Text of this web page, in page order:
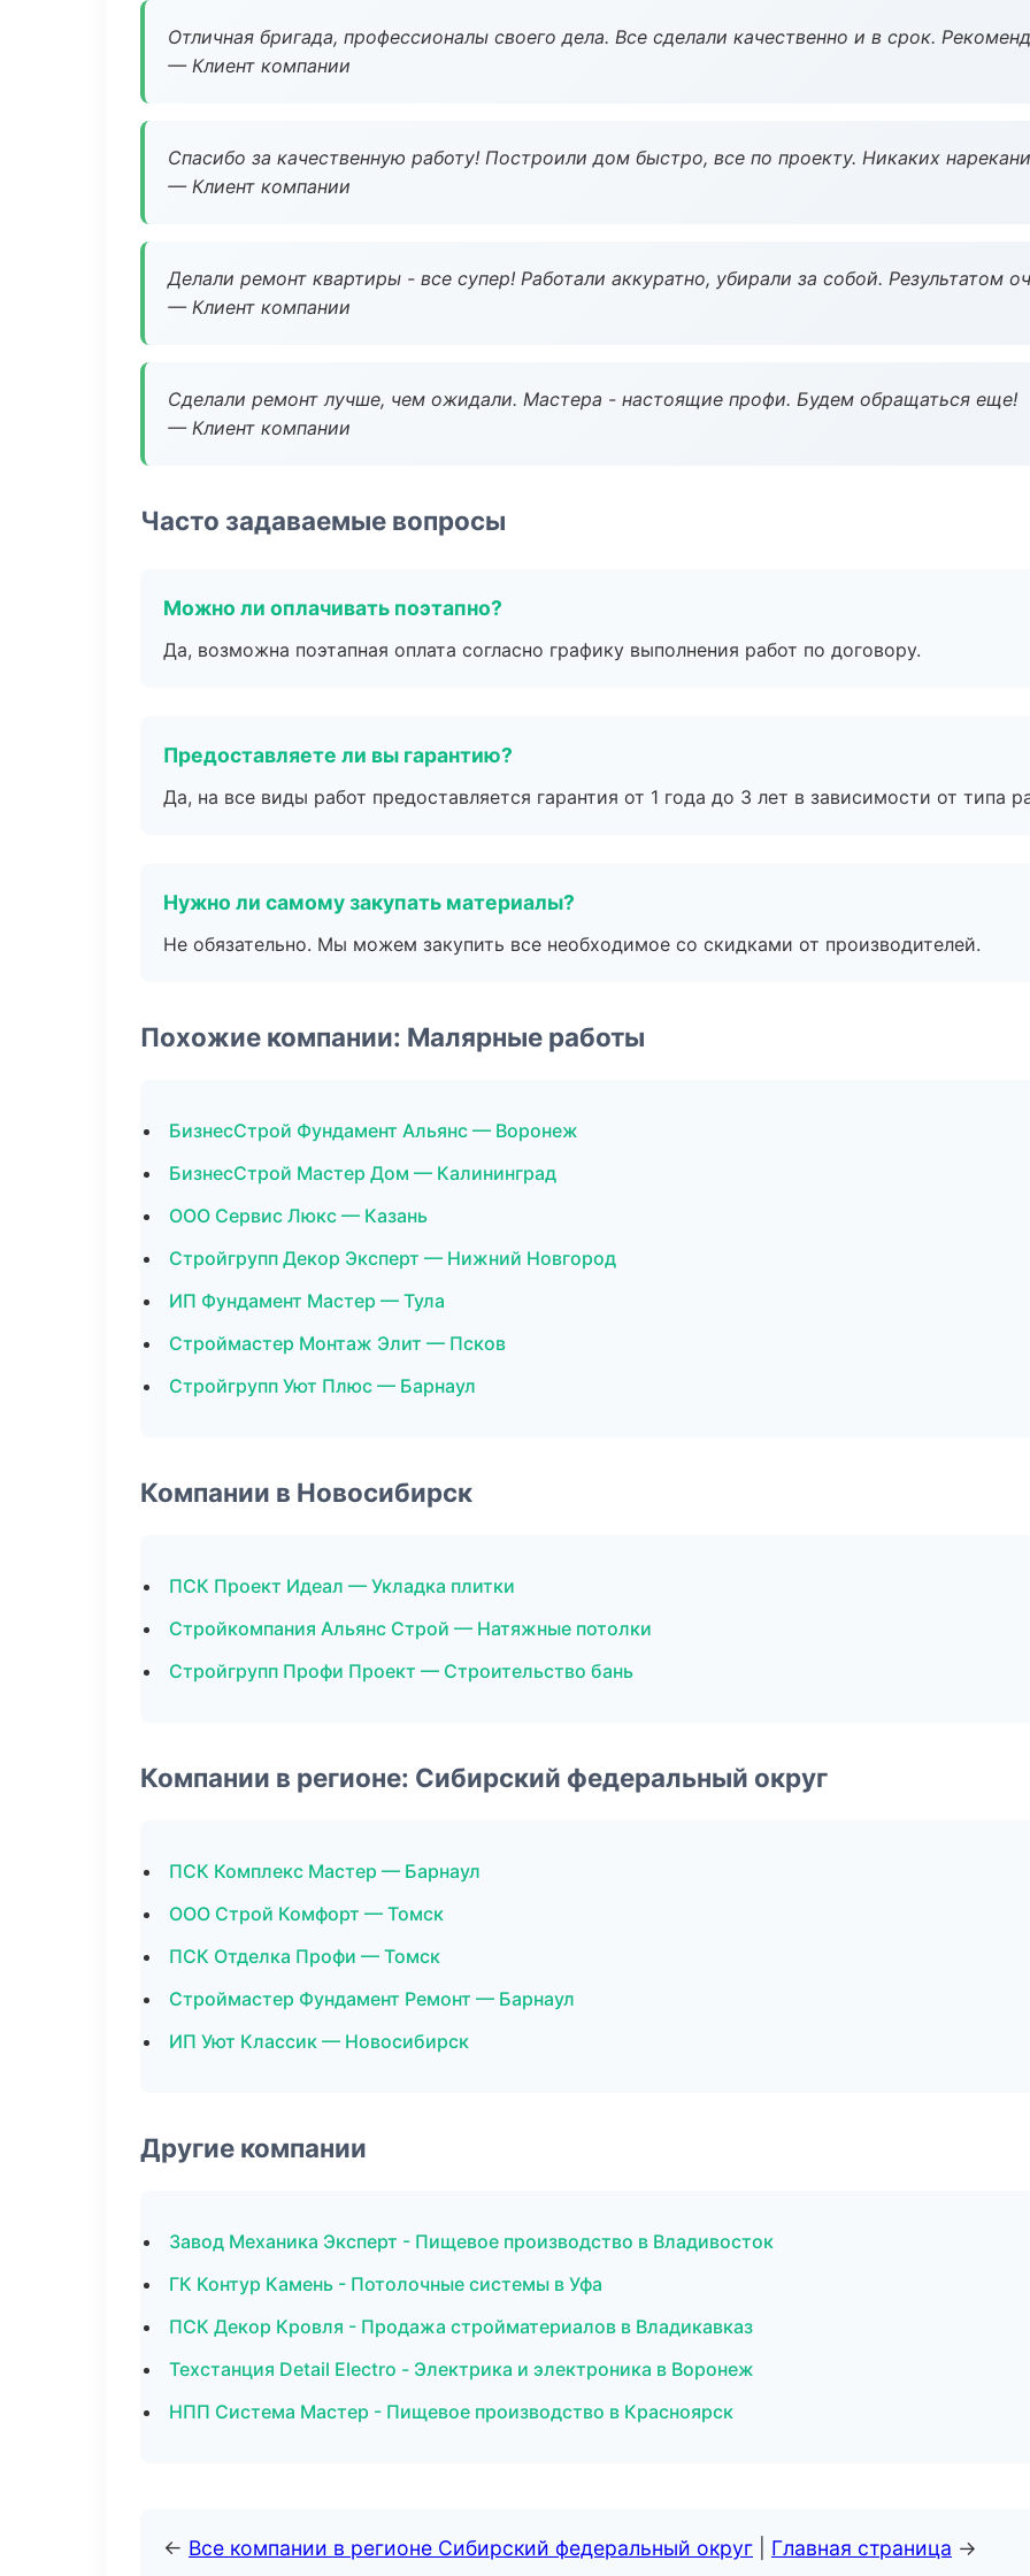
Отличная бригада, профессионалы своего дела. Все сделали качественно и в срок.
— Клиент компании
Спасибо за качественную работу! Построили дом быстро, все по проекту. Никаких
— Клиент компании
Делали ремонт квартиры - все супер! Работали аккуратно, убирали за собой. Результатом
— Клиент компании
Сделали ремонт лучше, чем ожидали. Мастера - настоящие профи. Будем обращаться еще!
— Клиент компании
Часто задаваемые вопросы
Можно ли оплачивать поэтапно?
Да, возможна поэтапная оплата согласно графику выполнения работ по договору.
Предоставляете ли вы гарантию?
Да, на все виды работ предоставляется гарантия от 1 года до 3 лет в зависимости от типа
Нужно ли самому закупать материалы?
Не обязательно. Мы можем закупить все необходимое со скидками от производителей.
Похожие компании: Малярные работы
БизнесСтрой Фундамент Альянс — Воронеж
БизнесСтрой Мастер Дом — Калининград
ООО Сервис Люкс — Казань
Стройгрупп Декор Эксперт — Нижний Новгород
ИП Фундамент Мастер — Тула
Строймастер Монтаж Элит — Псков
Стройгрупп Уют Плюс — Барнаул
Компании в Новосибирск
ПСК Проект Идеал — Укладка плитки
Стройкомпания Альянс Строй — Натяжные потолки
Стройгрупп Профи Проект — Строительство бань
Компании в регионе: Сибирский федеральный округ
ПСК Комплекс Мастер — Барнаул
ООО Строй Комфорт — Томск
ПСК Отделка Профи — Томск
Строймастер Фундамент Ремонт — Барнаул
ИП Уют Классик — Новосибирск
Другие компании
Завод Механика Эксперт - Пищевое производство в Владивосток
ГК Контур Камень - Потолочные системы в Уфа
ПСК Декор Кровля - Продажа стройматериалов в Владикавказ
Техстанция Detail Electro - Электрика и электроника в Воронеж
НПП Система Мастер - Пищевое производство в Красноярск
← Все компании в регионе Сибирский федеральный округ Главная страница →